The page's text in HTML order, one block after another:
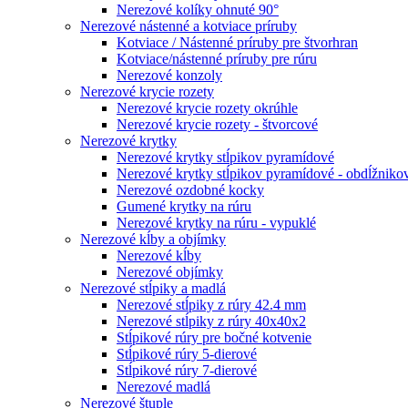
Nerezové kolíky ohnuté 90°
Nerezové nástenné a kotviace príruby
Kotviace / Nástenné príruby pre štvorhran
Kotviace/nástenné príruby pre rúru
Nerezové konzoly
Nerezové krycie rozety
Nerezové krycie rozety okrúhle
Nerezové krycie rozety - štvorcové
Nerezové krytky
Nerezové krytky stĺpikov pyramídové
Nerezové krytky stĺpikov pyramídové -
Nerezové ozdobné kocky
Gumené krytky na rúru
Nerezové krytky na rúru - vypuklé
Nerezové kĺby a objímky
Nerezové kĺby
Nerezové objímky
Nerezové stĺpiky a madlá
Nerezové stĺpiky z rúry 42.4 mm
Nerezové stĺpiky z rúry 40x40x2
Stĺpikové rúry pre bočné kotvenie
Stĺpikové rúry 5-dierové
Stĺpikové rúry 7-dierové
Nerezové madlá
Nerezové štuple